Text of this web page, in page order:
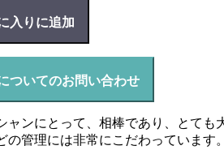
入りに追加
ついてのお問い合わせ
ャンにとって、相棒であり、とても
の管理には非常にこだわっていま